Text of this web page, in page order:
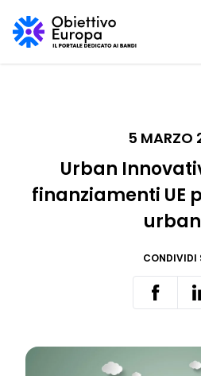
5 MARZO
Urban
finanziamenti UE
CONDIVIDI